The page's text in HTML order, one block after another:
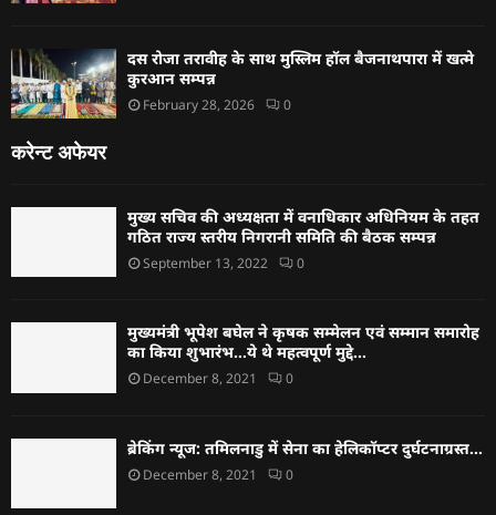
दस रोजा तरावीह के साथ मुस्लिम हॉल बैजनाथपारा में खत्मे
कुरआन सम्पन्न
February 28, 2026 0
करेन्ट अफेयर
मुख्य सचिव की अध्यक्षता में वनाधिकार अधिनियम के तहत
गठित राज्य स्तरीय निगरानी समिति की बैठक सम्पन्न
September 13, 2022 0
मुख्यमंत्री भूपेश बघेल ने कृषक सम्मेलन एवं सम्मान समारोह
का किया शुभारंभ…ये थे महत्वपूर्ण मुद्दे…
December 8, 2021 0
ब्रेकिंग न्यूज: तमिलनाडु में सेना का हेलिकॉप्टर दुर्घटनाग्रस्त…
December 8, 2021 0